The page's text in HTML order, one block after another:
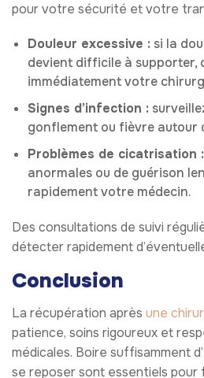
pour votre sécurité et votre
Douleur excessive : si la
devient difficile à supporter,
immédiatement votre
Signes d’infection :
gonflement ou fièvre autour
Problèmes de cicatrisation :
anormales ou de guérison
rapidement votre médecin.
Des consultations de suivi
détecter rapidement
Conclusion
La récupération après une
patience, soins rigoureux et
médicales. Boire suffisamment
se reposer sont essentiels pour